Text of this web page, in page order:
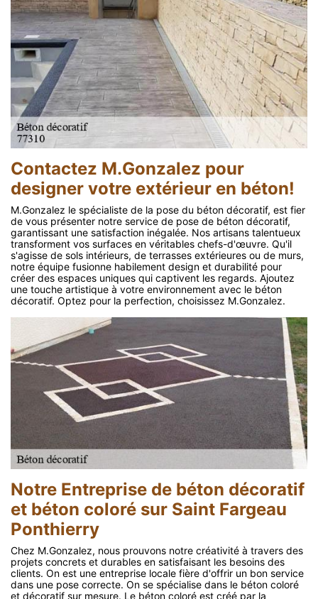
Contactez M.Gonzalez pour
designer votre extérieur en béton!
M.Gonzalez le spécialiste de la pose du béton décoratif, est fier
de vous présenter notre service de pose de béton décoratif,
garantissant une satisfaction inégalée. Nos artisans talentueux
transforment vos surfaces en véritables chefs-d'œuvre. Qu'il
s'agisse de sols intérieurs, de terrasses extérieures ou de murs,
notre équipe fusionne habilement design et durabilité pour
créer des espaces uniques qui captivent les regards. Ajoutez
une touche artistique à votre environnement avec le béton
décoratif. Optez pour la perfection, choisissez M.Gonzalez.
Notre Entreprise de béton décoratif
et béton coloré sur Saint Fargeau
Ponthierry
Chez M.Gonzalez, nous prouvons notre créativité à travers des
projets concrets et durables en satisfaisant les besoins des
clients. On est une entreprise locale fière d'offrir un bon service
dans une pose correcte. On se spécialise dans le béton coloré
et décoratif sur mesure. Le béton coloré est créé par la